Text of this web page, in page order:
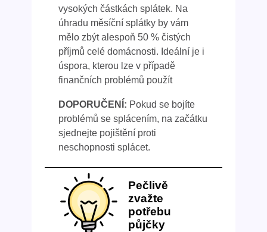
vysokých částkách splátek. Na
úhradu měsíční splátky by vám
mělo zbýt alespoň 50 % čistých
příjmů celé domácnosti. Ideální je i
úspora, kterou lze v případě
finančních problémů použít
DOPORUČENÍ: Pokud se bojíte
problémů se splácením, na začátku
sjednejte pojištění proti
neschopnosti splácet.
Pečlivě
zvažte
potřebu
půjčky